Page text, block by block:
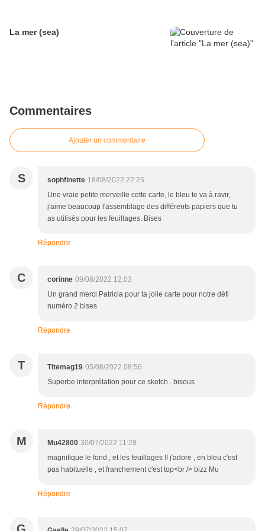
La mer (sea)
Commentaires
Ajouter un commentaire
S sophfinette 18/08/2022 22:25
Une vraie petite merveille cette carte, le bleu te va à ravir,
j'aime beaucoup l'assemblage des différents papiers que tu
as utilisés pour les feuillages. Bises
Répondre
C corinne 09/08/2022 12:03
Un grand merci Patricia pour ta jolie carte pour notre défi
numéro 2 bises
Répondre
T Titemag19 05/08/2022 08:56
Superbe interprétation pour ce sketch . bisous
Répondre
M Mu42800 30/07/2022 11:28
magnifique le fond , et les feuillages !! j'adore , en bleu c'est
pas habituelle , et franchement c'est top<br /> bizz Mu
Répondre